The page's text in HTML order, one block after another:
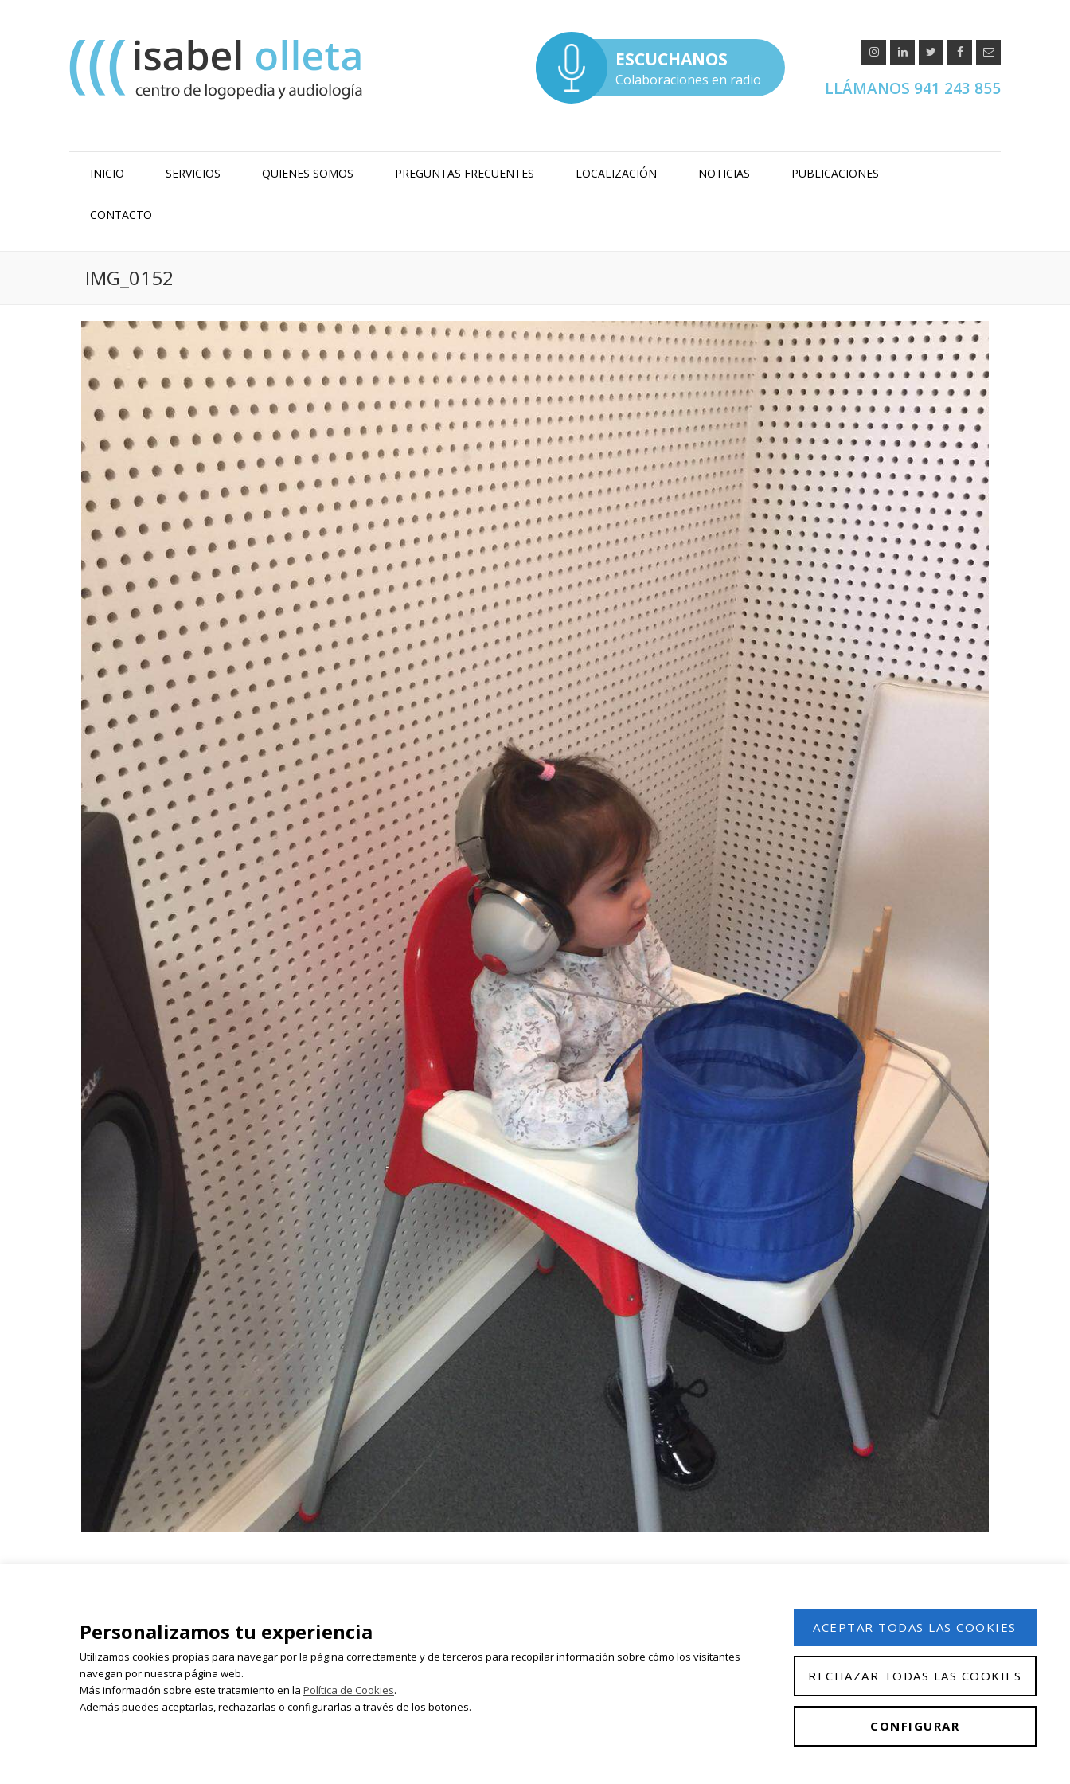
LLÁMANOS 941 243 855
ESCUCHANOS
Colaboraciones en radio
INICIO SERVICIOS QUIENES SOMOS PREGUNTAS FRECUENTES LOCALIZACIÓN NOTICIAS PUBLICACIONES
CONTACTO
IMG_0152
26003 Logroño
941 243 855 | 618 522 655 | 628 054 050
isabelolleta@centroisabelolleta.com
Registrate en nuestro boletín de noticias
Personalizamos tu experiencia
Utilizamos cookies propias para navegar por la página correctamente y de terceros para recopilar información sobre cómo los visitantes
navegan por nuestra página web.
Más información sobre este tratamiento en la Política de Cookies.
Además puedes aceptarlas, rechazarlas o configurarlas a través de los botones.
ACEPTAR TODAS LAS COOKIES
RECHAZAR TODAS LAS COOKIES
CONFIGURAR